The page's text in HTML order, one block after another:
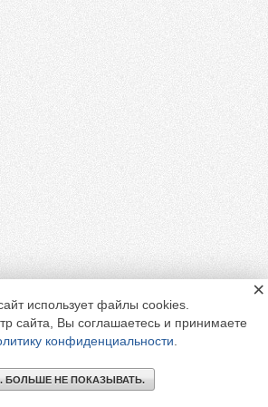
использует файлы cookies.
сайта, Вы соглашаетесь и принимаете
конфиденциальности
БОЛЬШЕ НЕ ПОКАЗЫВАТЬ.
×